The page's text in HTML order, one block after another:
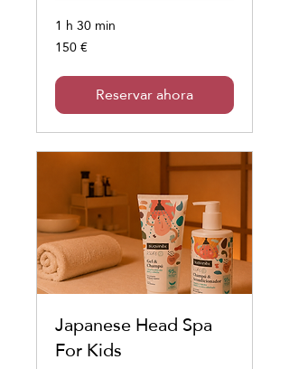
1 h 30 min
150
euros
150 €
Reservar ahora
Japanese Head Spa
For Kids